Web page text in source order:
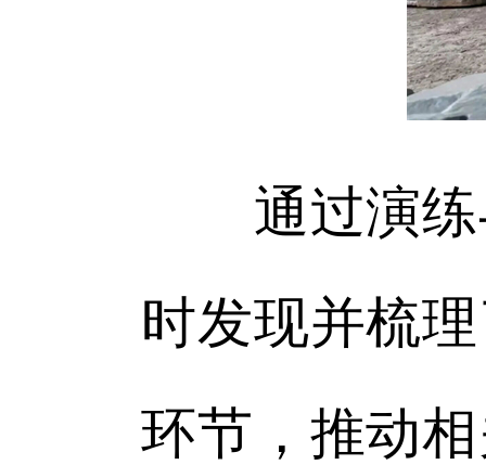
通过演练
时发现并梳
环节，推动